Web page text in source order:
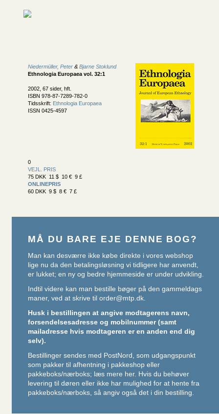
Niedermüller, Peter & Bjarne Stoklund
Ethnologia Europaea vol. 32:1
2002, 67 sider, hft.
ISBN 978-87-7289-782-0
Tidsskrift: Ethnologia Europaea
ISSN 0425-4597
0
VEJL. PRIS
75 DKK 11 $ 10 € 9 £
ONLINEPRIS
60 DKK 9 $ 8 € 7 £
MÅ DU BARE EJE DENNE BOG?
Man kan desværre ikke købe direkte i vores webshop
lige nu da den betalingsløsning vi tidligere har anvendt,
er lukket; en ny og bedre hjemmeside er under udvikling.
Indtil videre kan man bestille bøger på den gammeldags
maner, ved at skrive til order@mtp.dk.
Husk i bestillingen at angive modtagerens navn,
forsendelsesadresse og mobilnummer (samt
mailadresse hvis modtageren er en anden end dig
selv).
Bestillinger sendes med PostNord, som udgangspunkt
som pakker til afhentning i pakkeshop eller
pakkeboks/nærboks; læs mere her. Hvis du behøver
levering til døren eller ikke har mulighed for at hente fra
pakkeboks/nærboks, så angiv også det i din bestilling.